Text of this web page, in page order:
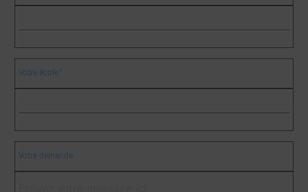
Votre école*
Votre demande